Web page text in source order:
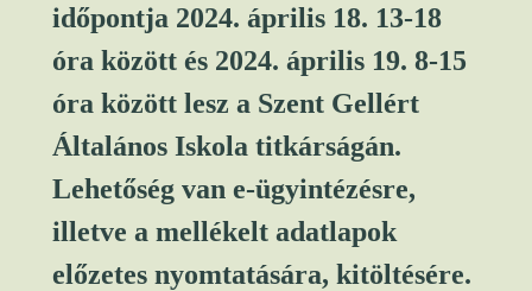
időpontja 2024. április 18. 13-18
óra között és 2024. április 19. 8-15
óra között lesz a Szent Gellért
Általános Iskola titkárságán.
Lehetőség van e-ügyintézésre,
illetve a mellékelt adatlapok
előzetes nyomtatására, kitöltésére.